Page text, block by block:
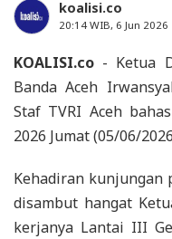
koalisi.co
20:14 WIB, 6 Jun 2026
KOALISI.co - Ketua
Banda Aceh
Staf TVRI Aceh
2026 Jumat (05/06/
Kehadiran kunjungan
disambut hangat
kerjanya Lantai III